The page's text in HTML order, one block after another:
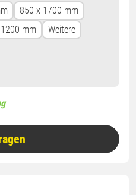
850 x 1700 mm
mm Weitere